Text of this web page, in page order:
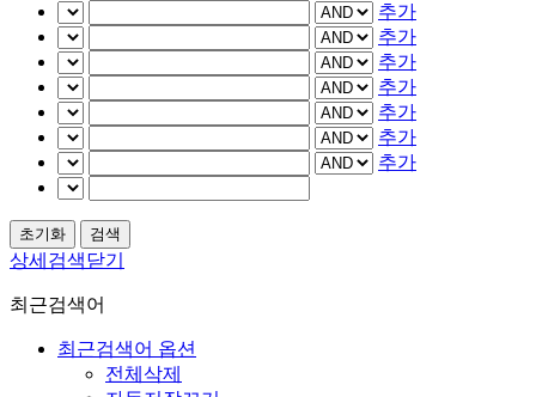
추가
추가
추가
추가
추가
추가
추가
상세검색닫기
최근검색어
최근검색어 옵션
전체삭제